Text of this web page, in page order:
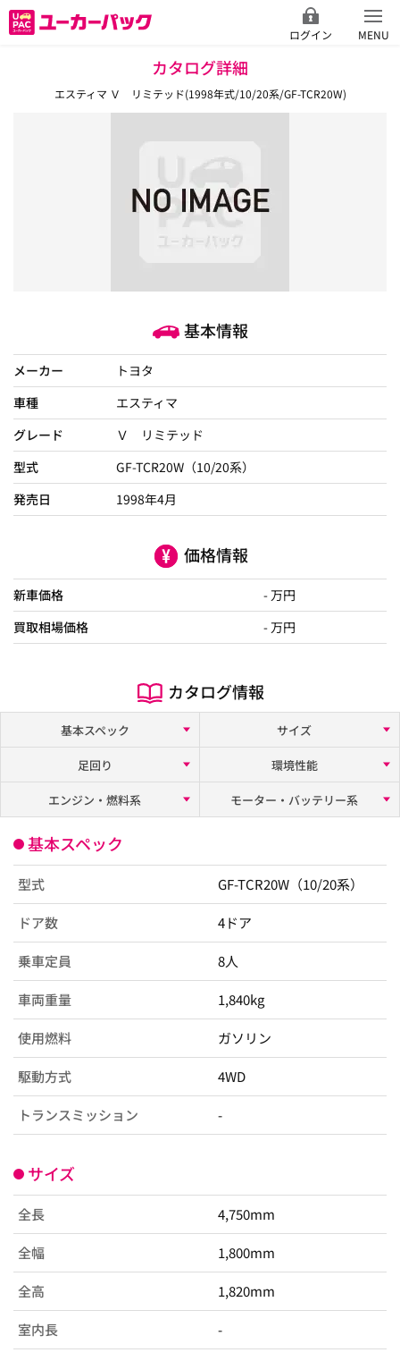
ログイン MENU
カタログ詳細
エスティマ Ｖ リミテッド(1998年式/10/20系/GF-TCR20W)
基本情報
メーカー
トヨタ
車種
エスティマ
グレード
Ｖ リミテッド
型式
GF-TCR20W（10/20系）
発売日
1998年4月
価格情報
新車価格
- 万円
買取相場価格
- 万円
カタログ情報
基本スペック
サイズ
足回り
環境性能
エンジン・燃料系
モーター・バッテリー系
基本スペック
型式 GF-TCR20W（10/20系）
ドア数 4ドア
乗車定員 8人
車両重量 1,840kg
使用燃料 ガソリン
駆動方式 4WD
トランスミッション -
サイズ
全長 4,750mm
全幅 1,800mm
全高 1,820mm
室内長 -